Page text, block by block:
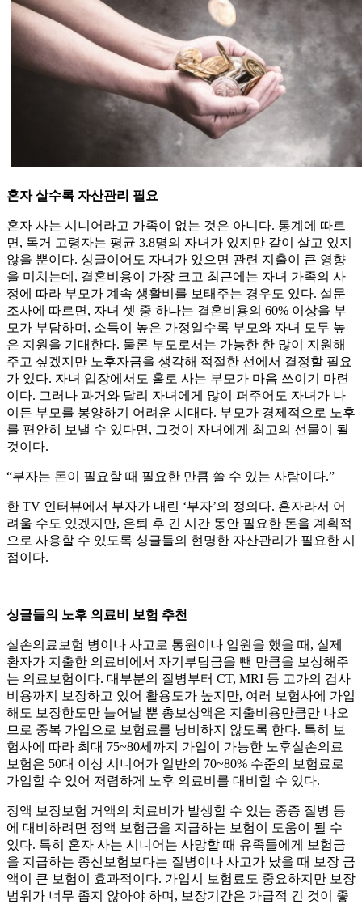
혼자 살수록 자산관리 필요
혼자 사는 시니어라고 가족이 없는 것은 아니다. 통계에 따르
면, 독거 고령자는 평균 3.8명의 자녀가 있지만 같이 살고 있지
않을 뿐이다. 싱글이어도 자녀가 있으면 관련 지출이 큰 영향
을 미치는데, 결혼비용이 가장 크고 최근에는 자녀 가족의 사
정에 따라 부모가 계속 생활비를 보태주는 경우도 있다. 설문
조사에 따르면, 자녀 셋 중 하나는 결혼비용의 60% 이상을 부
모가 부담하며, 소득이 높은 가정일수록 부모와 자녀 모두 높
은 지원을 기대한다. 물론 부모로서는 가능한 한 많이 지원해
주고 싶겠지만 노후자금을 생각해 적절한 선에서 결정할 필요
가 있다. 자녀 입장에서도 홀로 사는 부모가 마음 쓰이기 마련
이다. 그러나 과거와 달리 자녀에게 많이 퍼주어도 자녀가 나
이든 부모를 봉양하기 어려운 시대다. 부모가 경제적으로 노후
를 편안히 보낼 수 있다면, 그것이 자녀에게 최고의 선물이 될
것이다.
“부자는 돈이 필요할 때 필요한 만큼 쓸 수 있는 사람이다.”
한 TV 인터뷰에서 부자가 내린 ‘부자’의 정의다. 혼자라서 어
려울 수도 있겠지만, 은퇴 후 긴 시간 동안 필요한 돈을 계획적
으로 사용할 수 있도록 싱글들의 현명한 자산관리가 필요한 시
점이다.
싱글들의 노후 의료비 보험 추천
실손의료보험 병이나 사고로 통원이나 입원을 했을 때, 실제
환자가 지출한 의료비에서 자기부담금을 뺀 만큼을 보상해주
는 의료보험이다. 대부분의 질병부터 CT, MRI 등 고가의 검사
비용까지 보장하고 있어 활용도가 높지만, 여러 보험사에 가입
해도 보장한도만 늘어날 뿐 총보상액은 지출비용만큼만 나오
므로 중복 가입으로 보험료를 낭비하지 않도록 한다. 특히 보
험사에 따라 최대 75~80세까지 가입이 가능한 노후실손의료
보험은 50대 이상 시니어가 일반의 70~80% 수준의 보험료로
가입할 수 있어 저렴하게 노후 의료비를 대비할 수 있다.
정액 보장보험 거액의 치료비가 발생할 수 있는 중증 질병 등
에 대비하려면 정액 보험금을 지급하는 보험이 도움이 될 수
있다. 특히 혼자 사는 시니어는 사망할 때 유족들에게 보험금
을 지급하는 종신보험보다는 질병이나 사고가 났을 때 보장 금
액이 큰 보험이 효과적이다. 가입시 보험료도 중요하지만 보장
범위가 너무 좁지 않아야 하며, 보장기간은 가급적 긴 것이 좋